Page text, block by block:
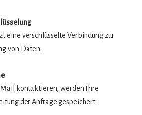
eine verschlüsselte Verbindung zur
von Daten.
Mail kontaktieren, werden Ihre
der Anfrage gespeichert.